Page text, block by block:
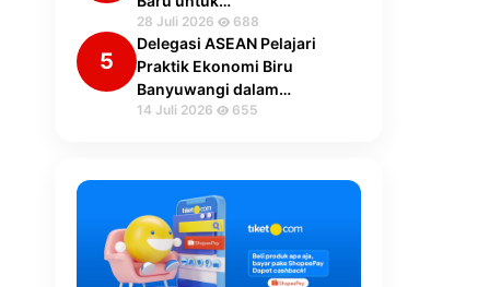
28 Juli 2026 688
5
Delegasi ASEAN Pelajari
Praktik Ekonomi Biru
Banyuwangi dalam…
14 Juli 2026 655